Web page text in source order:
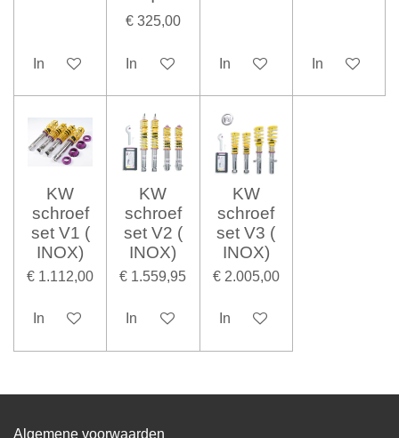
In winkelwagen
€ 325,00
In winkelwagenIn winkelwagenIn
KW
schroef
set V1 (
INOX)
€ 1.112,00
In winkelwagen
KW
schroef
set V2 (
INOX)
€ 1.559,95
In winkelwagen
KW
schroef
set V3 (
INOX)
€ 2.005,00
In winkelwagen
Algemene voorwaarden